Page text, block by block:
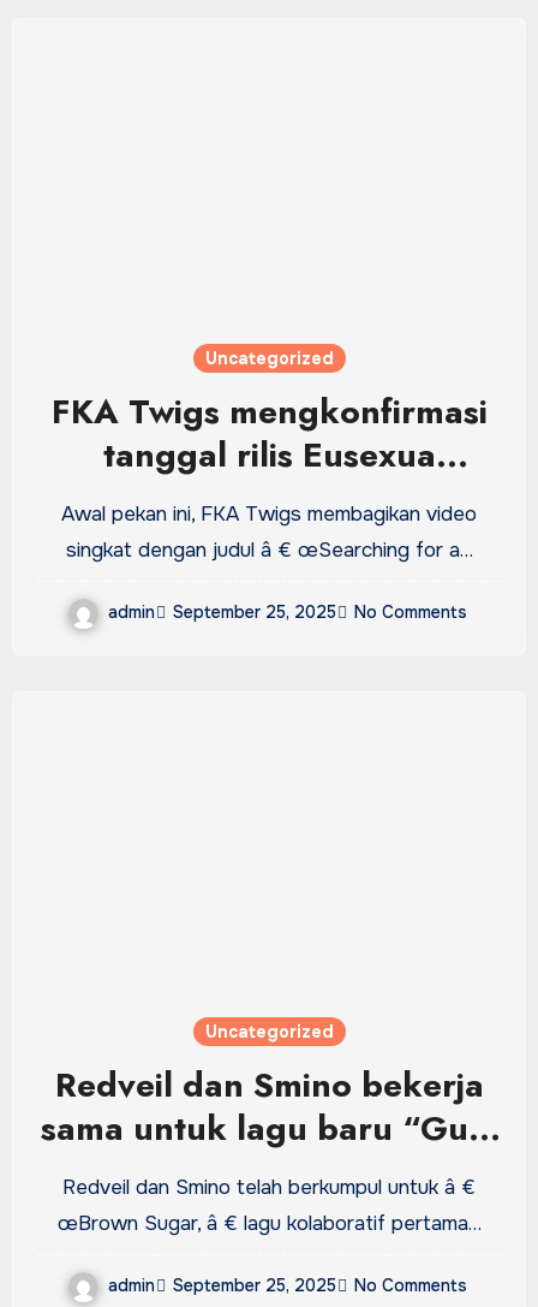
Uncategorized
FKA Twigs mengkonfirmasi
tanggal rilis Eusexua
Afterglow, membagikan
video untuk lagu baru
Awal pekan ini, FKA Twigs membagikan video
singkat dengan judul â € œSearching for a…
admin September 25, 2025 No Comments
Uncategorized
Redveil dan Smino bekerja
sama untuk lagu baru “Gula
Besar”: Tonton videonya
Redveil dan Smino telah berkumpul untuk â €
œBrown Sugar, â € lagu kolaboratif pertama…
admin September 25, 2025 No Comments